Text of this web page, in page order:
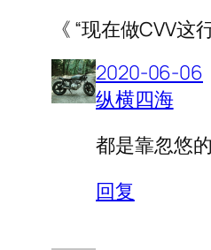
《 “现在做CVV
2020-06-06
纵横四海
都是靠忽悠
回复